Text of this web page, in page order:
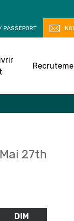
PASSEPORT
27th
DIM